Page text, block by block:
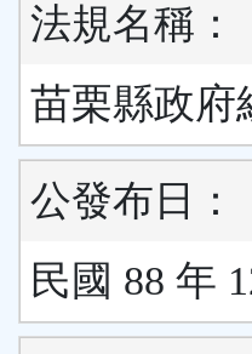
法規名稱：
苗栗縣政府
公發布日：
民國 88 年